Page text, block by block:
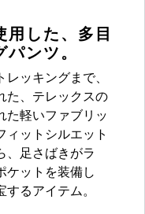
用した、多目
ンツ。
ッキングまで、
た、テレックスの
た軽いファブリッ
ィットシルエット
、足さばきがラ
ケットを装備し
るアイテム。